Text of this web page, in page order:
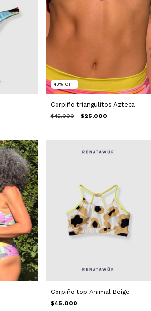
40% OFF
Corpiño triangulitos Azteca
$42.000 $25.000
Corpiño top Animal Beige
$45.000